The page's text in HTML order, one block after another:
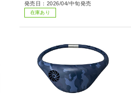
発売日：2026/04/中旬発売
在庫あり